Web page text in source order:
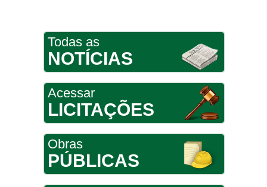
Todas as
NOTÍCIAS
Acessar
LICITAÇÕES
Obras
PÚBLICAS